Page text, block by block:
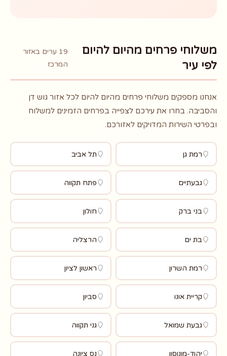
משלוחי פרחים מהיום להיום
לפי עיר
19 ערים באזור
המרכז
אנחנו מספקים משלוחי פרחים מהיום להיום לכל אזור גוש דן
והסביבה. בחרו את עירכם לצפייה בפרחים הזמינים למשלוח
ובפרטי השירות המדויקים לאזורכם.
רמת גן תל אביב
גבעתיים פתח תקווה
בני ברק חולון
בת ים הרצליה
רמת השרון ראשון לציון
קריית אונו סביון
גבעת שמואל גני תקווה
יהוד-מונוסון נס ציונה